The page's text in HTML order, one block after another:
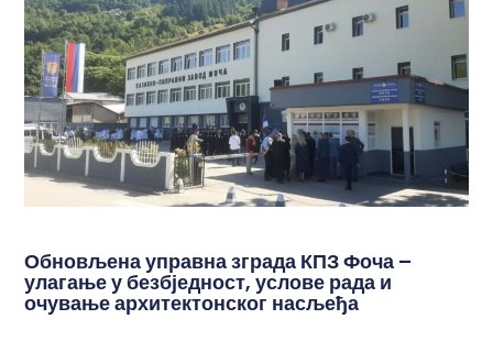
Обновљена управна зграда КПЗ Фоча –
улагање у безбједност, услове рада и
очување архитектонског насљеђа